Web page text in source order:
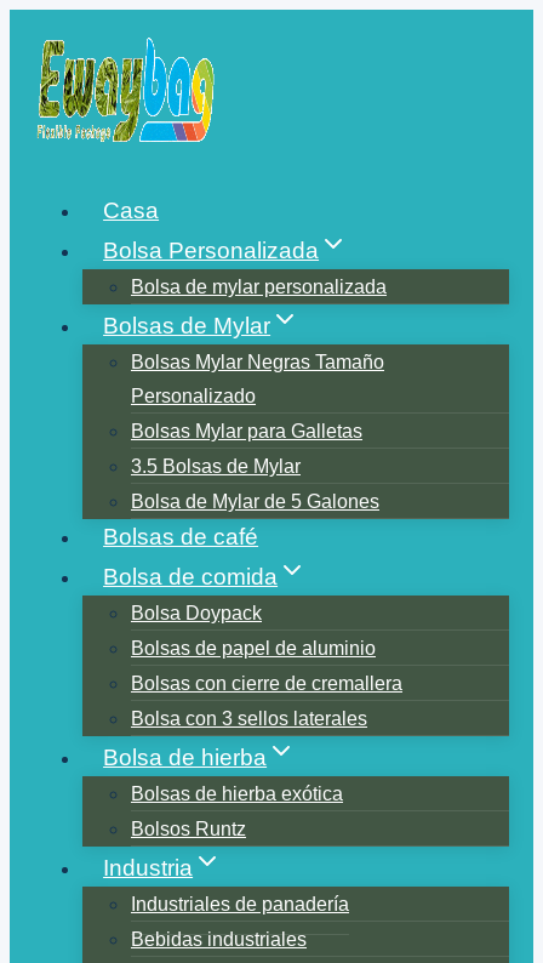
contenido
Casa
Bolsa Personalizada
Bolsa de mylar personalizada
Bolsas de Mylar
Bolsas Mylar Negras Tamaño
Personalizado
Bolsas Mylar para Galletas
3.5 Bolsas de Mylar
Bolsa de Mylar de 5 Galones
Bolsas de café
Bolsa de comida
Bolsa Doypack
Bolsas de papel de aluminio
Bolsas con cierre de cremallera
Bolsa con 3 sellos laterales
Bolsa de hierba
Bolsas de hierba exótica
Bolsos Runtz
Industria
Industriales de panadería
Bebidas industriales